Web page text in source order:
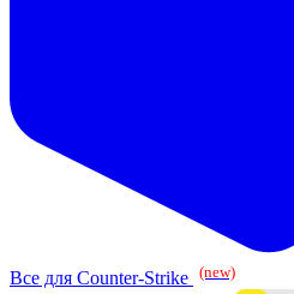
Все для Counter-Strike (new)